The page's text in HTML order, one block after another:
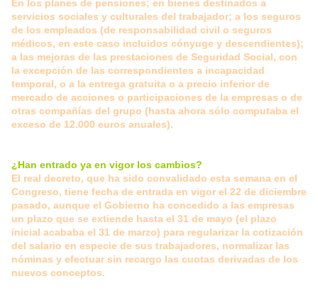
En los planes de pensiones; en bienes destinados a
servicios sociales y culturales del trabajador; a los seguros
de los empleados (de responsabilidad civil o seguros
médicos, en este caso incluidos cónyuge y descendientes);
a las mejoras de las prestaciones de Seguridad Social, con
la excepción de las correspondientes a incapacidad
temporal, o a la entrega gratuita o a precio inferior de
mercado de acciones o participaciones de la empresas o de
otras compañías del grupo (hasta ahora sólo computaba el
exceso de 12.000 euros anuales).
¿Han entrado ya en vigor los cambios?
El real decreto, que ha sido convalidado esta semana en el
Congreso, tiene fecha de entrada en vigor el 22 de diciembre
pasado, aunque el Gobierno ha concedido a las empresas
un plazo que se extiende hasta el 31 de mayo (el plazo
inicial acababa el 31 de marzo) para regularizar la cotización
del salario en especie de sus trabajadores, normalizar las
nóminas y efectuar sin recargo las cuotas derivadas de los
nuevos conceptos.